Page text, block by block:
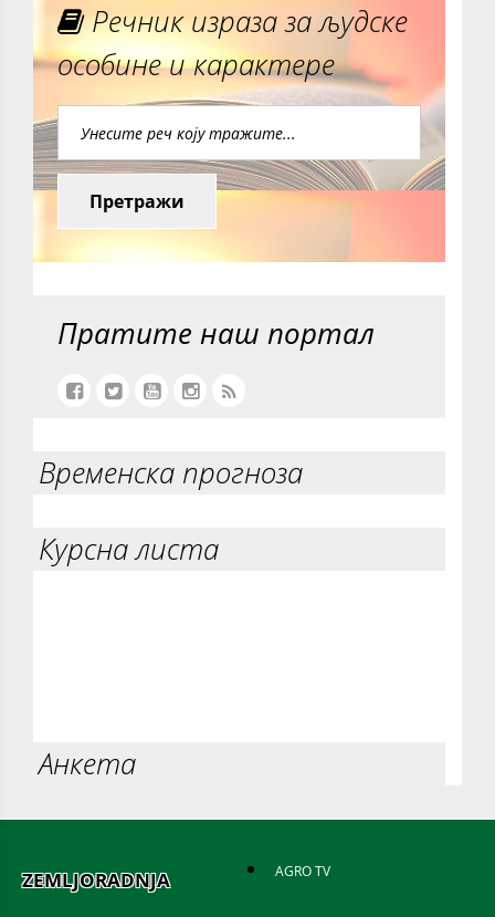
Речник израза за људске
особине и карактере
Претражи
Пратите наш портал
Временска прогноза
Курсна листа
Анкета
ZEMLJORADNJA AGRO TV